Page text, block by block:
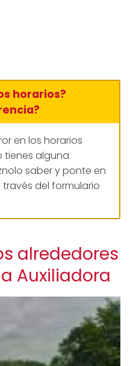
horarios?
en los horarios
tienes alguna
saber y ponte en
del formulario
alrededores
Auxiliadora